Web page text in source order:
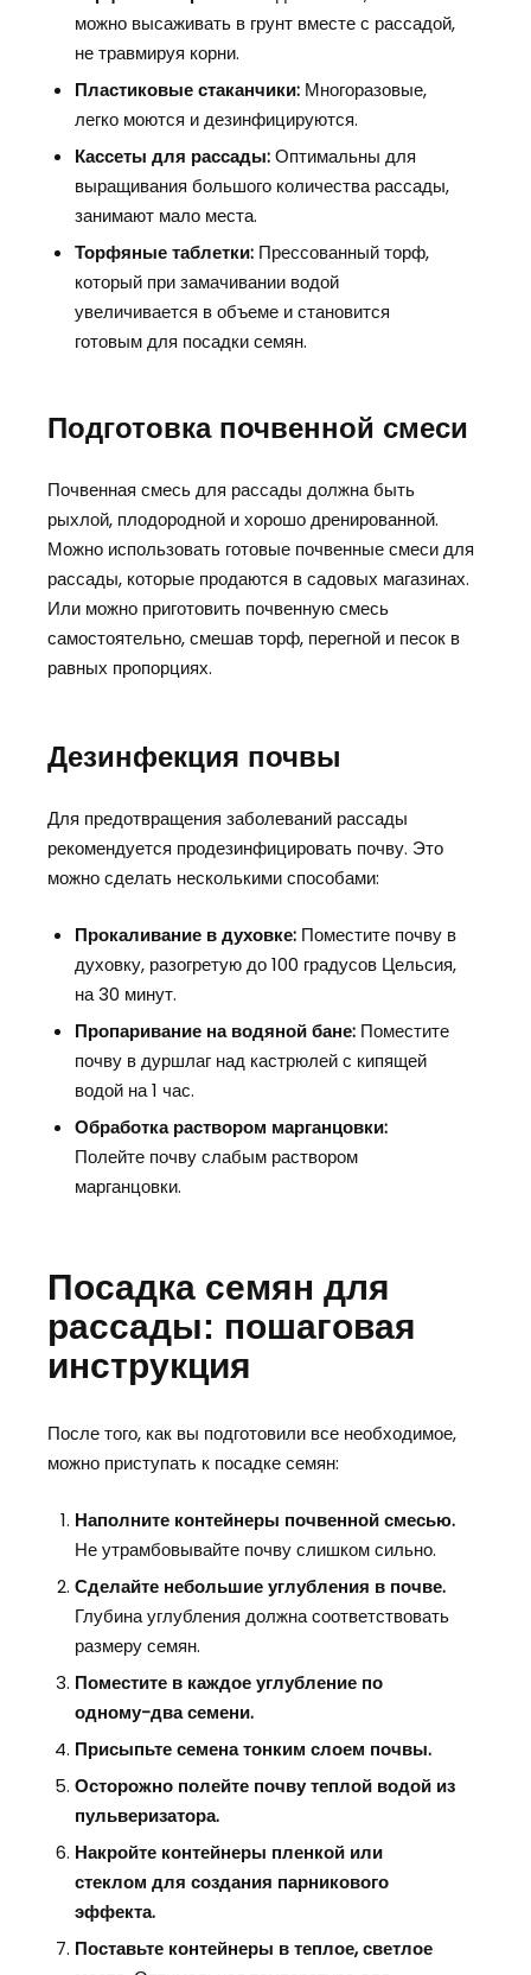
можно высаживать в грунт вместе с рассадой,
не травмируя корни.
Пластиковые стаканчики:Многоразовые,
легко моются и дезинфицируются.
Кассеты для рассады:Оптимальны для
выращивания большого количества рассады,
занимают мало места.
Торфяные таблетки:Прессованный торф,
который при замачивании водой
увеличивается в объеме и становится
готовым для посадки семян.
Подготовка почвенной смеси
Почвенная смесь для рассады должна быть
рыхлой, плодородной и хорошо дренированной.
Можно использовать готовые почвенные смеси для
рассады, которые продаются в садовых магазинах.
Или можно приготовить почвенную смесь
самостоятельно, смешав торф, перегной и песок в
равных пропорциях.
Дезинфекция почвы
Для предотвращения заболеваний рассады
рекомендуется продезинфицировать почву. Это
можно сделать несколькими способами:
Прокаливание в духовке:Поместите почву в
духовку, разогретую до 100 градусов Цельсия,
на 30 минут.
Пропаривание на водяной бане:Поместите
почву в дуршлаг над кастрюлей с кипящей
водой на 1 час.
Обработка раствором марганцовки:
Полейте почву слабым раствором
марганцовки.
Посадка семян для
рассады: пошаговая
инструкция
После того, как вы подготовили все необходимое,
можно приступать к посадке семян:
Наполните контейнеры почвенной смесью.
Не утрамбовывайте почву слишком сильно.
Сделайте небольшие углубления в почве.
Глубина углубления должна соответствовать
размеру семян.
Поместите в каждое углубление по
одному-два семени.
Присыпьте семена тонким слоем почвы.
Осторожно полейте почву теплой водой из
пульверизатора.
Накройте контейнеры пленкой или
стеклом для создания парникового
эффекта.
Поставьте контейнеры в теплое, светлое